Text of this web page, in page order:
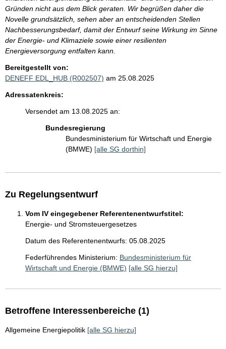
Gründen nicht aus dem Blick geraten. Wir begrüßen daher die
Novelle grundsätzlich, sehen aber an entscheidenden Stellen
Nachbesserungsbedarf, damit der Entwurf seine Wirkung im Sinne
der Energie- und Klimaziele sowie einer resilienten
Energieversorgung entfalten kann.
Bereitgestellt von:
DENEFF EDL_HUB (R002507) am 25.08.2025
Adressatenkreis:
Versendet am 13.08.2025 an:
Bundesregierung
Bundesministerium für Wirtschaft und Energie
(BMWE) [alle SG dorthin]
Zu Regelungsentwurf
Vom IV eingegebener Referentenentwurfstitel:
Energie- und Stromsteuergesetzes
Datum des Referentenentwurfs: 05.08.2025
Federführendes Ministerium: Bundesministerium für
Wirtschaft und Energie (BMWE) [alle SG hierzu]
Betroffene Interessenbereiche (1)
Allgemeine Energiepolitik [alle SG hierzu]